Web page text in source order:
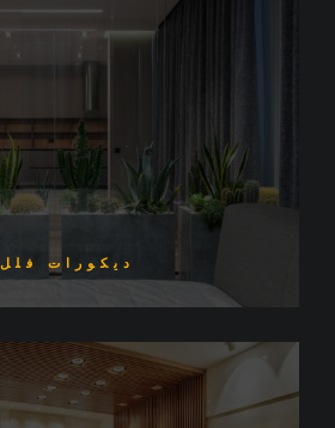
ديكورات فلل